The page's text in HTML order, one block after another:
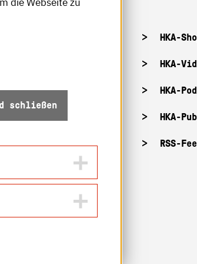
HKA-
HKA-
HKA-
HKA-
RSS-
schließen